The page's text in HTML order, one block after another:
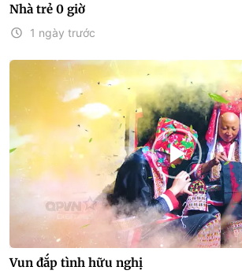
Nhà trẻ 0 giờ
1 ngày trước
Vun đắp tình hữu nghị